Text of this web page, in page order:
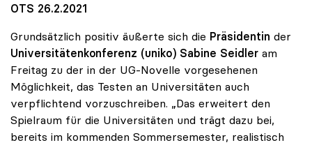
OTS 26.2.2021
Grundsätzlich positiv äußerte sich die Präsidentin der
Universitätenkonferenz (uniko) Sabine Seidler am
Freitag zu der in der UG-Novelle vorgesehenen
Möglichkeit, das Testen an Universitäten auch
verpflichtend vorzuschreiben. „Das erweitert den
Spielraum für die Universitäten und trägt dazu bei,
bereits im kommenden Sommersemester, realistisch